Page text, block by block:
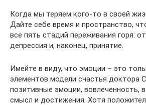
Когда мы теряем кого-то в своей
Дайте себе время и пространство,
все пять стадий переживания горя:
депрессия и, наконец, принятие.
Имейте в виду, что эмоции – это
элементов модели счастья доктора
позитивные эмоции, вовлеченность,
смысл и достижения. Хотя